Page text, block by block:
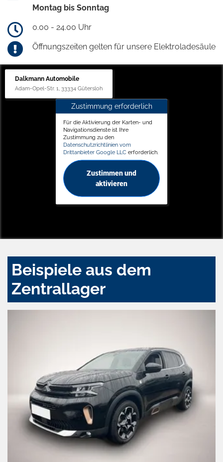
Montag bis Sonntag
0.00 - 24.00 Uhr
Öffnungszeiten gelten für unsere Elektroladesäule
Dalkmann Automobile
Adam-Opel-Str. 1, 33334 Gütersloh
Zustimmung erforderlich
Für die Aktivierung der Karten- und
Navigationsdienste ist Ihre
Zustimmung zu den
Datenschutzrichtlinien vom
Drittanbieter Google LLC erforderlich.
Zustimmen und
aktivieren
Beispiele aus dem
Zentrallager